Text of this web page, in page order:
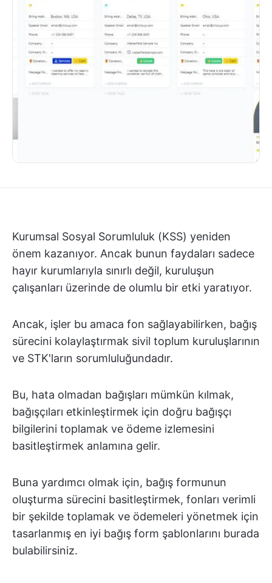
Kurumsal Sosyal Sorumluluk (KSS) yeniden
önem kazanıyor. Ancak bunun faydaları sadece
hayır kurumlarıyla sınırlı değil, kuruluşun
çalışanları üzerinde de olumlu bir etki yaratıyor.
Ancak, işler bu amaca fon sağlayabilirken, bağış
sürecini kolaylaştırmak sivil toplum kuruluşlarının
ve STK'ların sorumluluğundadır.
Bu, hata olmadan bağışları mümkün kılmak,
bağışçıları etkinleştirmek için doğru bağışçı
bilgilerini toplamak ve ödeme izlemesini
basitleştirmek anlamına gelir.
Buna yardımcı olmak için, bağış formunun
oluşturma sürecini basitleştirmek, fonları verimli
bir şekilde toplamak ve ödemeleri yönetmek için
tasarlanmış en iyi bağış form şablonlarını burada
bulabilirsiniz.